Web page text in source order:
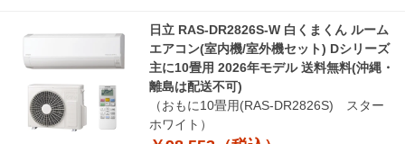
日立 RAS-DR2826S-W 白くまくん ルーム
エアコン(室内機/室外機セット) Dシリーズ
主に10畳用 2026年モデル 送料無料(沖縄・
離島は配送不可)
（おもに10畳用(RAS-DR2826S) スター
ホワイト）